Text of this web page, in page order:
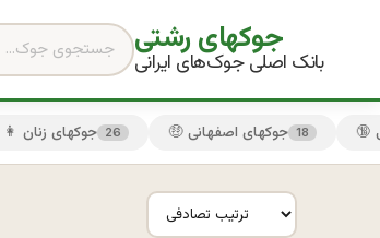
جوکهای رشتی
بانک اصلی جوک‌های ایرانی
👩 جوکهای زنان 26 🤑 جوکهای اصفهانی 18